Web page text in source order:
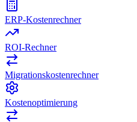
ERP-Kostenrechner
ROI-Rechner
Migrationskostenrechner
Kostenoptimierung